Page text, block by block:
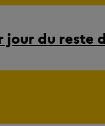
jour du reste